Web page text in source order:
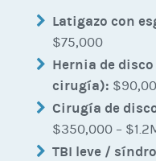
Latigazo con
$75,000
Hernia de
cirugía):
Cirugía de
$350,000 –
TBI leve /